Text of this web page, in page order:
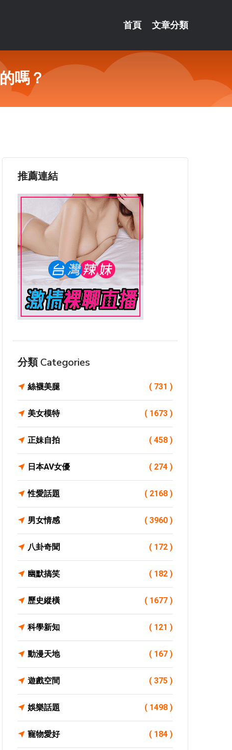
首頁 文章分類
嗎？
推薦連結
分類 Categories
絲襪美腿 ( 731 )
美女模特 ( 1673 )
正妹自拍 ( 458 )
日本AV女優 ( 274 )
性愛話題 ( 2168 )
男女情感 ( 3960 )
八卦奇聞 ( 172 )
幽默搞笑 ( 182 )
歷史縱橫 ( 1677 )
科學新知 ( 121 )
動漫天地 ( 167 )
遊戲空間 ( 375 )
娛樂話題 ( 1498 )
寵物愛好 ( 184 )